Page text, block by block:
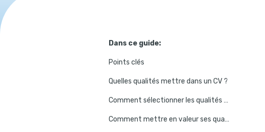
Dans ce guide:
Points clés
Quelles qualités mettre dans un CV ?
Comment sélectionner les qualités d'un CV
Comment mettre en valeur ses qualités en 2026